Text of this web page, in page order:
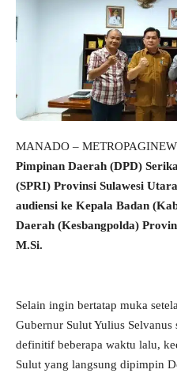
MANADO –
Pimpinan Daerah (DPD)
(SPRI) Provinsi Sulawesi
audiensi ke Kepala Badan
Daerah (Kesbangpolda)
M.Si.
Selain ingin bertatap muka
Gubernur Sulut Yulius
definitif beberapa waktu lalu,
Sulut yang langsung dipimpin